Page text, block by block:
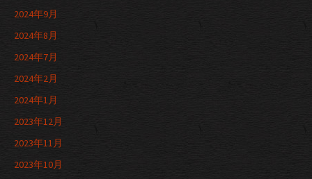
2024年9月
2024年8月
2024年7月
2024年2月
2024年1月
2023年12月
2023年11月
2023年10月